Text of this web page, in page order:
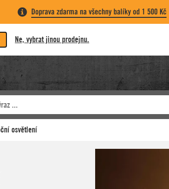
Doprava zdarma na všechny balíky od 1 500 Kč
Ne, vybrat jinou prodejnu.